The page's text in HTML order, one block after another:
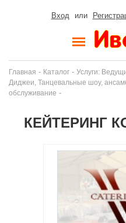
Вход или
Главная - Каталог - Услуги:
Диджеи, Танцевальные шоу,
обслуживание -
КЕЙТЕРИНГ